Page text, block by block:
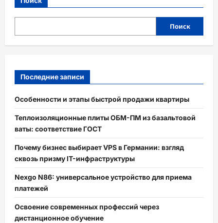
Поиск
Последние записи
Особенности и этапы быстрой продажи квартиры
Теплоизоляционные плиты ОБМ-ПМ из базальтовой
ваты: соответствие ГОСТ
Почему бизнес выбирает VPS в Германии: взгляд
сквозь призму IT-инфраструктуры
Nexgo N86: универсальное устройство для приема
платежей
Освоение современных профессий через
дистанционное обучение